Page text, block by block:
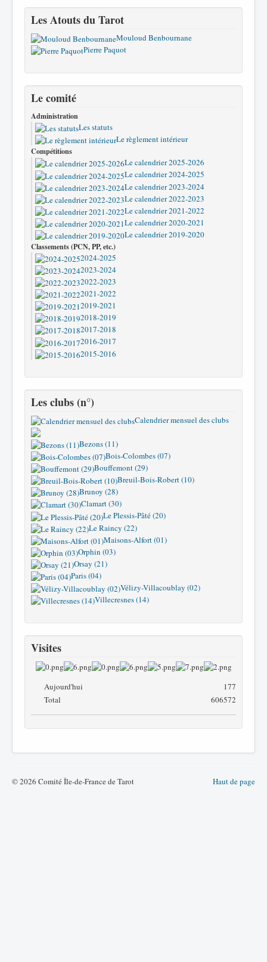
Les Atouts du Tarot
Mouloud Benbournane
Pierre Paquot
Le comité
Administration
Les statuts
Le règlement intérieur
Compétitions
Le calendrier 2025-2026
Le calendrier 2024-2025
Le calendrier 2023-2024
Le calendrier 2022-2023
Le calendrier 2021-2022
Le calendrier 2020-2021
Le calendrier 2019-2020
Classements (PCN, PP, etc.)
2024-2025
2023-2024
2022-2023
2021-2022
2019-2021
2018-2019
2017-2018
2016-2017
2015-2016
Les clubs (n°)
Calendrier mensuel des clubs
Bezons (11)
Bois-Colombes (07)
Bouffemont (29)
Breuil-Bois-Robert (10)
Brunoy (28)
Clamart (30)
Le Plessis-Pâté (20)
Le Raincy (22)
Maisons-Alfort (01)
Orphin (03)
Orsay (21)
Paris (04)
Vélizy-Villacoublay (02)
Villecresnes (14)
Visites
Aujourd'hui
177
Total
606572
Haut de page
© 2026 Comité Île-de-France de Tarot